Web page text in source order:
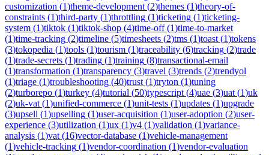
customization (1)theme-development (2)themes (1)theory-of-
constraints (1)third-party (1)throttling (1)ticketing (1)ticketing-
system (1)tiktok (1)tiktok-shop (4)time-off(1)time-to-market
(1)time-tracking (2)timeline (5)timesheets (2)tms (1)toast (1)tokens
(3)tokopedia (1)tools (1)tourism (1)traceability (6)tracking (2)trade
(1)trade-secrets (1)trading (1)training (8)transactional-email
(1)transformation (1)transparency (3)travel (3)trends (2)trendyol
(1)triage (1)troubleshooting (40)trust (1)tryton (1)tuning
(2)turborepo (1)turkey (4)tutorial (50)typescript (4)uae (3)uat (1)uk
(2)uk-vat (1)unified-commerce (1)unit-tests (1)updates (1)upgrade
(3)upsell (1)upselling (1)user-acquisition (1)user-adoption (2)user-
experience (3)utilization (1)ux (1)v4 (1)validation (1)variance-
analysis (1)vat (16)vector-database (1)vehicle-management
(1)vehicle-tracking (1)vendor-coordination (1)vendor-evaluation